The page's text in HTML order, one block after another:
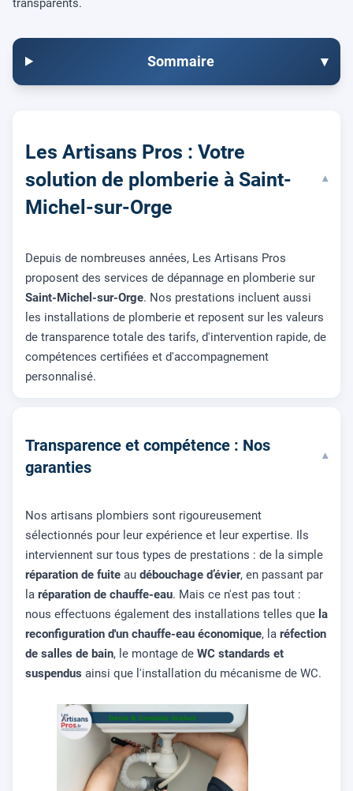
transparents.
Sommaire ▾
Les Artisans Pros : Votre
solution de plomberie à Saint-
Michel-sur-Orge
▾
Depuis de nombreuses années, Les Artisans Pros
proposent des services de dépannage en plomberie sur
Saint-Michel-sur-Orge. Nos prestations incluent aussi
les installations de plomberie et reposent sur les valeurs
de transparence totale des tarifs, d'intervention rapide, de
compétences certifiées et d'accompagnement
personnalisé.
Transparence et compétence : Nos
garanties
▾
Nos artisans plombiers sont rigoureusement
sélectionnés pour leur expérience et leur expertise. Ils
interviennent sur tous types de prestations : de la simple
réparation de fuite au débouchage d’évier, en passant par
la réparation de chauffe-eau. Mais ce n'est pas tout :
nous effectuons également des installations telles que la
reconfiguration d'un chauffe-eau économique, la réfection
de salles de bain, le montage de WC standards et
suspendus ainsi que l'installation du mécanisme de WC.